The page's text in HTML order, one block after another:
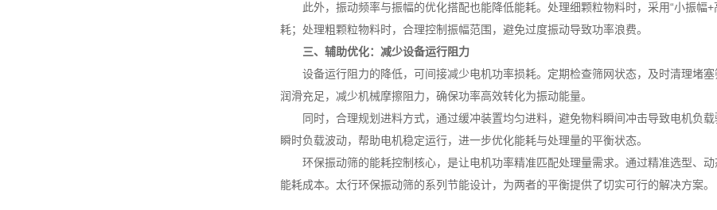
此外，振动频率与振幅的优化搭配也能降低能耗。处理细颗粒物料时，采用“小振幅+
耗；处理粗颗粒物料时，合理控制振幅范围，避免过度振动导致功率浪费。
三、辅助优化：减少设备运行阻力
设备运行阻力的降低，可间接减少电机功率损耗。定期检查筛网状态，及时清理堵塞
润滑充足，减少机械摩擦阻力，确保功率高效转化为振动能量。
同时，合理规划进料方式，通过缓冲装置均匀进料，避免物料瞬间冲击导致电机负载
瞬时负载波动，帮助电机稳定运行，进一步优化能耗与处理量的平衡状态。
环保振动筛的能耗控制核心，是让电机功率精准匹配处理量需求。通过精准选型、
能耗成本。太行环保振动筛的系列节能设计，为两者的平衡提供了切实可行的解决方案。